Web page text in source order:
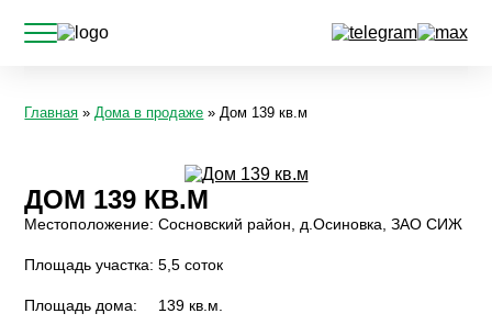
Главная »Дома в продаже » Дом 139 кв.м
ДОМ 139 КВ.М
Местоположение:Сосновский район, д.Осиновка, ЗАО СИЖ
Площадь участка: 5,5 соток
Площадь дома: 139 кв.м.